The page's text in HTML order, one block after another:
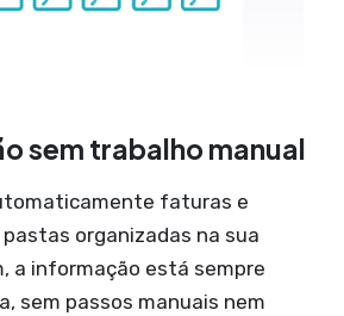
sem trabalho manual
faturas e
organizadas na sua
a informação está sempre
sem passos manuais nem